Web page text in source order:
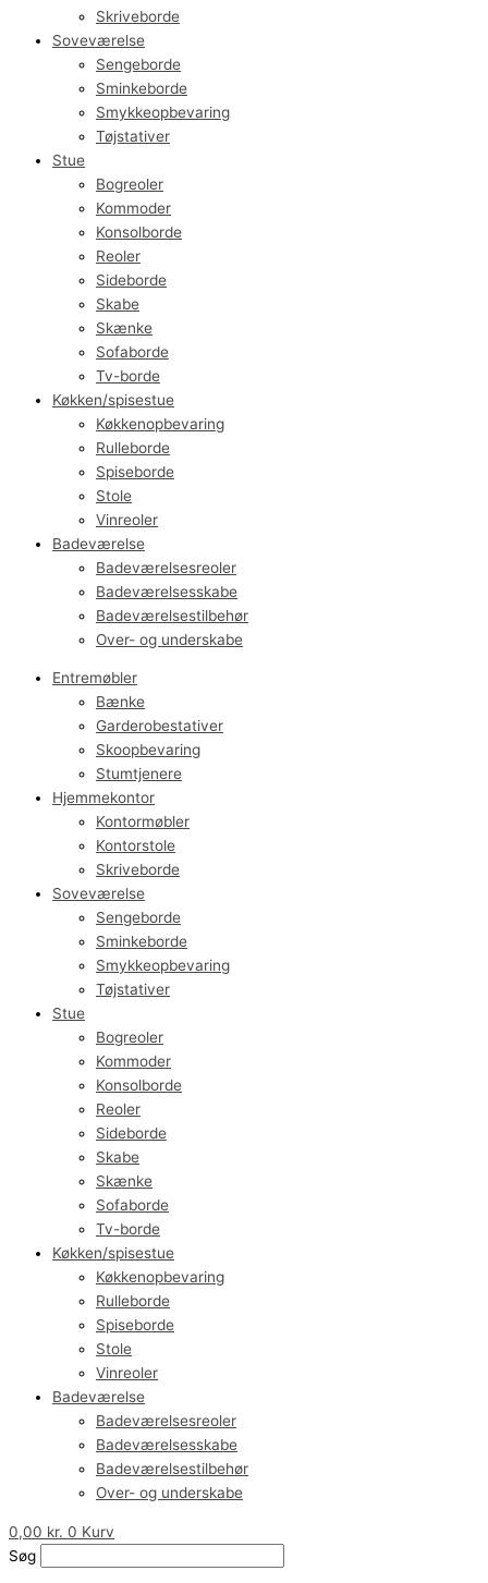
Skriveborde
Soveværelse
Sengeborde
Sminkeborde
Smykkeopbevaring
Tøjstativer
Stue
Bogreoler
Kommoder
Konsolborde
Reoler
Sideborde
Skabe
Skænke
Sofaborde
Tv-borde
Køkken/spisestue
Køkkenopbevaring
Rulleborde
Spiseborde
Stole
Vinreoler
Badeværelse
Badeværelsesreoler
Badeværelsesskabe
Badeværelsestilbehør
Over- og underskabe
Entremøbler
Bænke
Garderobestativer
Skoopbevaring
Stumtjenere
Hjemmekontor
Kontormøbler
Kontorstole
Skriveborde
Soveværelse
Sengeborde
Sminkeborde
Smykkeopbevaring
Tøjstativer
Stue
Bogreoler
Kommoder
Konsolborde
Reoler
Sideborde
Skabe
Skænke
Sofaborde
Tv-borde
Køkken/spisestue
Køkkenopbevaring
Rulleborde
Spiseborde
Stole
Vinreoler
Badeværelse
Badeværelsesreoler
Badeværelsesskabe
Badeværelsestilbehør
Over- og underskabe
0,00 kr. 0 Kurv
Søg